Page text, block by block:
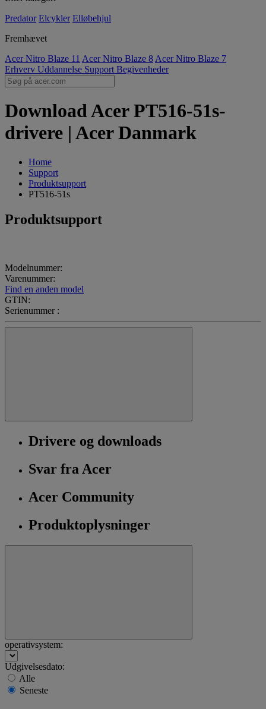
Predator Elcykler Elløbehjul
Fremhævet
Acer Nitro Blaze 11 Acer Nitro Blaze 8 Acer Nitro Blaze 7
Erhverv Uddannelse Support Begivenheder
Download Acer PT516-51s-
drivere | Acer Danmark
Home
Support
Produktsupport
PT516-51s
Produktsupport
Modelnummer:
Varenummer:
Find en anden model
GTIN:
Serienummer :
Drivere og downloads
Svar fra Acer
Acer Community
Produktoplysninger
operativsystem:
Udgivelsesdato:
Alle
Seneste